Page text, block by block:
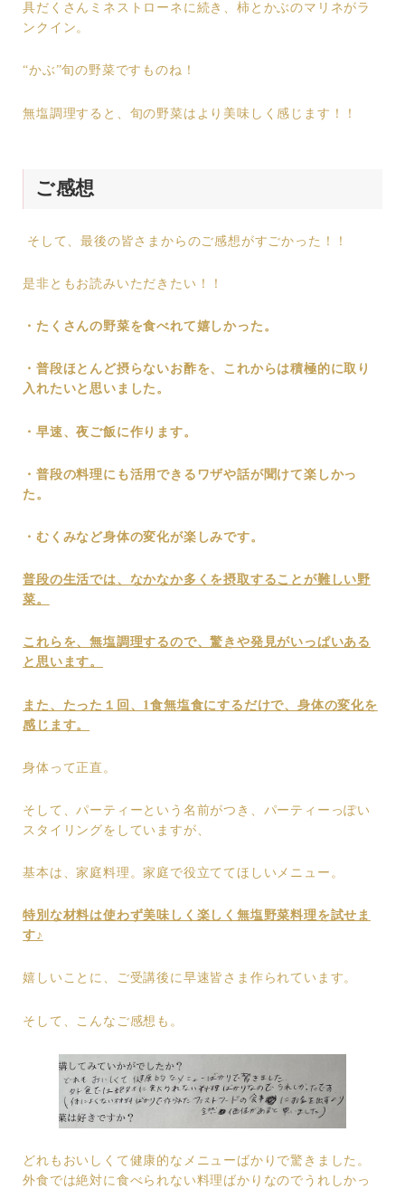
具だくさんミネストローネに続き、柿とかぶのマリネがラ
ンクイン。
“かぶ”旬の野菜ですものね！
無塩調理すると、旬の野菜はより美味しく感じます！！
ご感想
そして、最後の皆さまからのご感想がすごかった！！
是非ともお読みいただきたい！！
・たくさんの野菜を食べれて嬉しかった。
・普段ほとんど摂らないお酢を、これからは積極的に取り
入れたいと思いました。
・早速、夜ご飯に作ります。
・普段の料理にも活用できるワザや話が聞けて楽しかっ
た。
・むくみなど身体の変化が楽しみです。
普段の生活では、なかなか多くを摂取することが難しい野
菜。
これらを、無塩調理するので、驚きや発見がいっぱいある
と思います。
また、たった１回、1食無塩食にするだけで、身体の変化を
感じます。
身体って正直。
そして、パーティーという名前がつき、パーティーっぽい
スタイリングをしていますが、
基本は、家庭料理。家庭で役立ててほしいメニュー。
特別な材料は使わず美味しく楽しく無塩野菜料理を試せま
す♪
嬉しいことに、ご受講後に早速皆さま作られています。
そして、こんなご感想も。
どれもおいしくて健康的なメニューばかりで驚きました。
外食では絶対に食べられない料理ばかりなのでうれしかっ